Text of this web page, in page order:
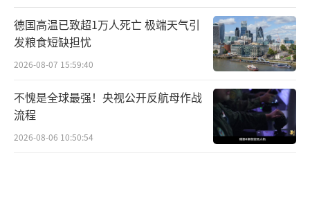
德国高温已致超1万人死亡 极端天气引
发粮食短缺担忧
2026-08-07 15:59:40
不愧是全球最强！央视公开反航母作战
流程
2026-08-06 10:50:54